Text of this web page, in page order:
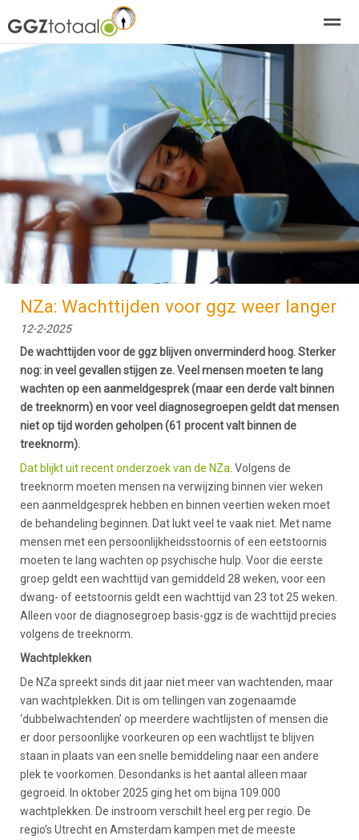
agenda adverteren
Nieuws Zoeken Pagina's
NZa: Wachttijden voor ggz weer langer
12-2-2025
De wachttijden voor de ggz blijven onverminderd hoog. Sterker
nog: in veel gevallen stijgen ze. Veel mensen moeten te lang
wachten op een aanmeldgesprek (maar een derde valt binnen
de treeknorm) en voor veel diagnosegroepen geldt dat mensen
niet op tijd worden geholpen (61 procent valt binnen de
treeknorm).
Dat blijkt uit recent onderzoek van de NZa . Volgens de
treeknorm moeten mensen na verwijzing binnen vier weken
een aanmeldgesprek hebben en binnen veertien weken moet
de behandeling beginnen. Dat lukt veel te vaak niet. Met name
mensen met een persoonlijkheidsstoornis of een eetstoornis
moeten te lang wachten op psychische hulp. Voor die eerste
groep geldt een wachttijd van gemiddeld 28 weken, voor een
dwang- of eetstoornis geldt een wachttijd van 23 tot 25 weken.
Alleen voor de diagnosegroep basis-ggz is de wachttijd precies
volgens de treeknorm.
Wachtplekken
De NZa spreekt sinds dit jaar niet meer van wachtenden, maar
van wachtplekken. Dit is om tellingen van zogenaamde
‘dubbelwachtenden’ op meerdere wachtlijsten of mensen die
er door persoonlijke voorkeuren op een wachtlijst te blijven
staan in plaats van een snelle bemiddeling naar een andere
plek te voorkomen. Desondanks is het aantal alleen maar
gegroeid. In oktober 2025 ging het om bijna 109.000
wachtplekken. De instroom verschilt heel erg per regio. De
regio’s Utrecht en Amsterdam kampen met de meeste